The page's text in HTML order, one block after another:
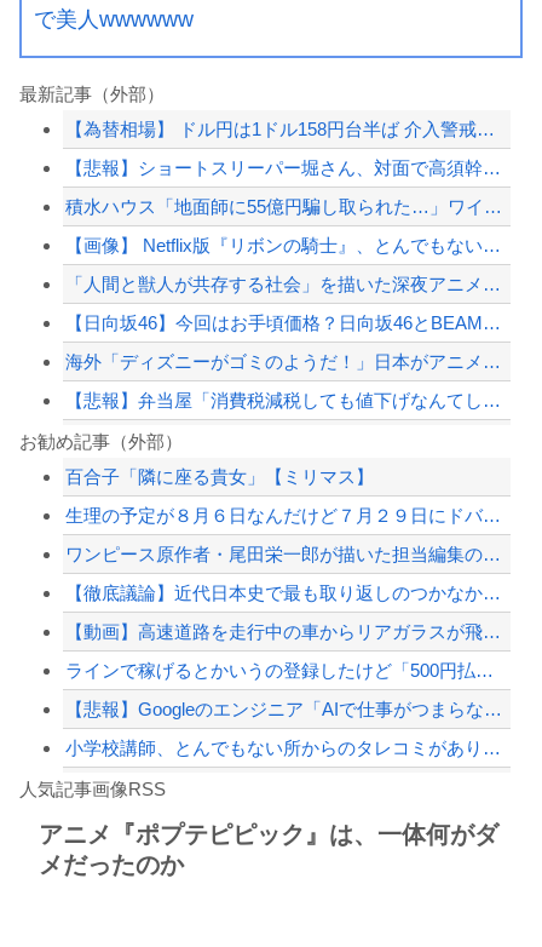
で美人wwwwww
最新記事（外部）
【為替相場】 ドル円は1ドル158円台半ば 介入警戒をしつつ円売りが続行
【悲報】ショートスリーパー堀さん、対面で高須幹弥にブチギレるｗｗｗｗ
積水ハウス「地面師に55億円騙し取られた…」ワイ「はえーかわいそう…会社滅茶苦茶...
【画像】 Netflix版『リボンの騎士』、とんでもない事になるｗｗｗｗｗ
「人間と獣人が共存する社会」を描いた深夜アニメに喫煙、違法薬物の連想シーンも…視...
【日向坂46】今回はお手頃価格？日向坂46とBEAMSのコラボが決定！！
海外「ディズニーがゴミのようだ！」日本がアニメ化した米人気SF作品に絶賛の声が殺...
【悲報】弁当屋「消費税減税しても値下げなんてしないよ」
日本の商船が中国に臨検された場合は「台湾軍が対応」と台湾軍トップ！
万年赤字のインドネシア新幹線。負債を埋めるため政府が過半数の株式を引き受ける
【配信者】「金バエ」のSNS更新が1週間途絶え、様々な憶測が飛び交う。1週間ぶり...
【緊急速報】NYで警官が黒人男性の首を絞め、暴動第二波不可避へ
Powered by livedoor 相互RSS
お勧め記事（外部）
百合子「隣に座る貴女」【ミリマス】
生理の予定が８月６日なんだけど７月２９日にドバッと鮮血でたから生理かな？って思っ...
ワンピース原作者・尾田栄一郎が描いた担当編集の似顔絵「ムダに東大卒」
【徹底議論】近代日本史で最も取り返しのつかなかった失敗って何？
【動画】高速道路を走行中の車からリアガラスが飛んでくる事故(ﾟoﾟ)
ラインで稼げるとかいうの登録したけど「500円払え」だって
【悲報】Googleのエンジニア「AIで仕事がつまらなくなった」
小学校講師、とんでもない所からのタレコミがあり児童ポルノ禁止法違反で逮捕
【悲報】最近のRPG、『宿屋』の存在意義が薄い
【悲報】隣家の室外機、限界突破ｗｗｗｗｗｗｗ （※画像あり）
8/4のニュース
人気記事画像RSS
アニメ『ポプテピピック』は、一体何がダ
メだったのか